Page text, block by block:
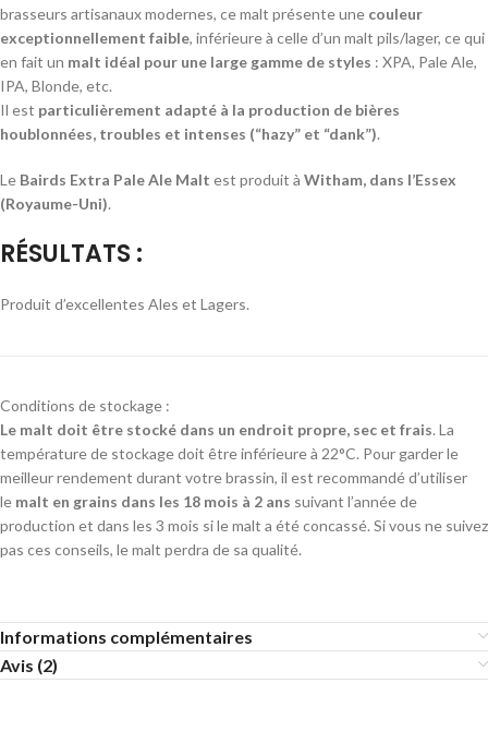
brasseurs artisanaux modernes, ce malt présente une couleur
exceptionnellement faible, inférieure à celle d’un malt pils/lager, ce qui
en fait un malt idéal pour une large gamme de styles : XPA, Pale Ale,
IPA, Blonde, etc.
Il est particulièrement adapté à la production de bières
houblonnées, troubles et intenses (“hazy” et “dank”).
Le Bairds Extra Pale Ale Malt est produit à Witham, dans l’Essex
(Royaume-Uni).
RÉSULTATS :
Produit d’excellentes Ales et Lagers.
Conditions de stockage :
Le malt doit être stocké dans un endroit propre, sec et frais. La
température de stockage doit être inférieure à 22°C. Pour garder le
meilleur rendement durant votre brassin, il est recommandé d’utiliser
le malt en grains dans les 18 mois à 2 ans suivant l’année de
production et dans les 3 mois si le malt a été concassé. Si vous ne suivez
pas ces conseils, le malt perdra de sa qualité.
Informations complémentaires
Avis (2)